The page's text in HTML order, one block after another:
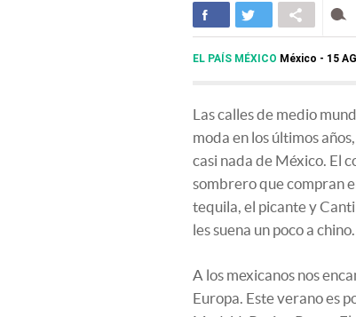
EL PAÍS MÉXICO México 15
Las calles de medio
moda en los últimos
casi nada de México. El
sombrero que compran
tequila, el picante y
les suena un poco a chino.
A los mexicanos nos
Europa. Este verano es